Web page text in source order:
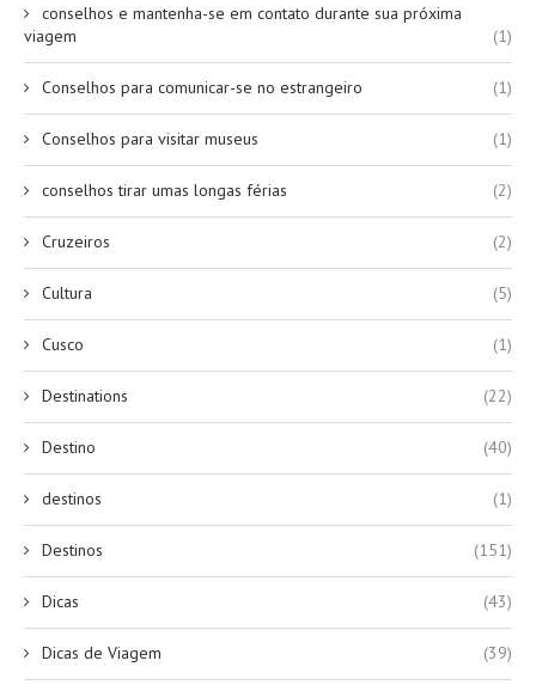
conselhos e mantenha-se em contato durante sua próxima
viagem
(1)
Conselhos para comunicar-se no estrangeiro (1)
Conselhos para visitar museus (1)
conselhos tirar umas longas férias (2)
Cruzeiros (2)
Cultura (5)
Cusco (1)
Destinations (22)
Destino (40)
destinos (1)
Destinos (151)
Dicas (43)
Dicas de Viagem (39)